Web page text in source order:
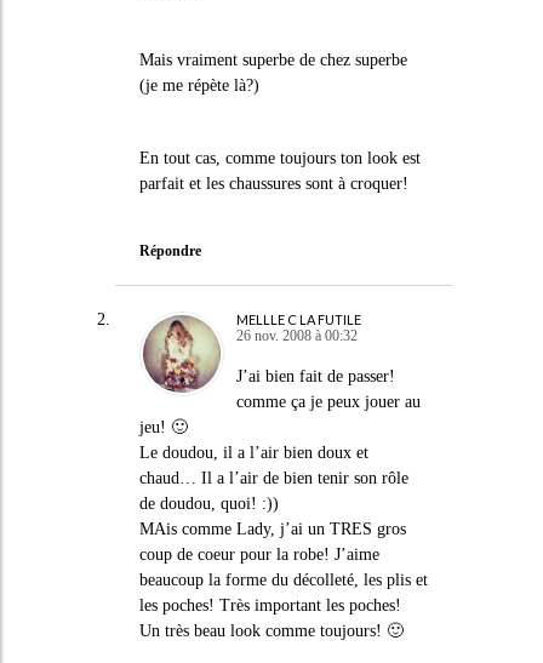
Mais vraiment superbe de chez superbe
(je me répète là?)
En tout cas, comme toujours ton look est
parfait et les chaussures sont à croquer!
Répondre
MELLLE C LA FUTILE
26 nov. 2008 à 00:32
J’ai bien fait de passer!
comme ça je peux jouer au
jeu! 🙂
Le doudou, il a l’air bien doux et
chaud… Il a l’air de bien tenir son rôle
de doudou, quoi! :))
MAis comme Lady, j’ai un TRES gros
coup de coeur pour la robe! J’aime
beaucoup la forme du décolleté, les plis et
les poches! Très important les poches!
Un très beau look comme toujours! 🙂